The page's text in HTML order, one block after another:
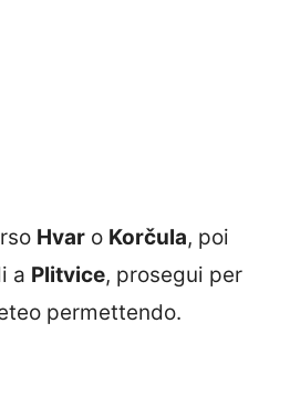
Hvar o Korčula, poi
a Plitvice, prosegui per
permettendo.